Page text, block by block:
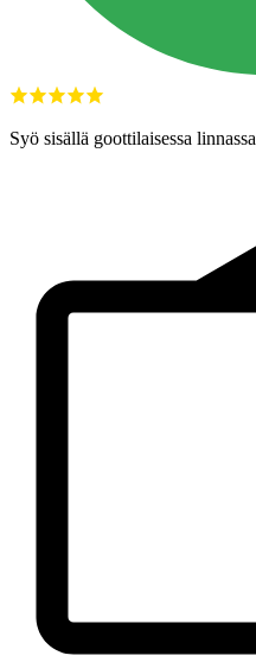
Syö sisällä goottilaisessa linnassa